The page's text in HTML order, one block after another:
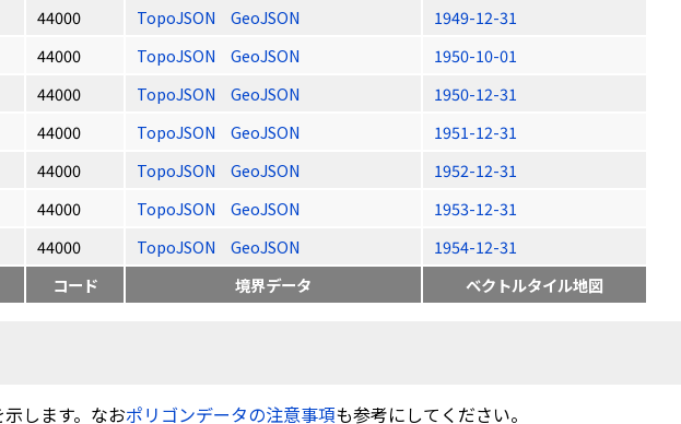
44000 TopoJSON GeoJSON
1949-12-31
44000 TopoJSON GeoJSON
1950-10-01
44000 TopoJSON GeoJSON
1950-12-31
44000 TopoJSON GeoJSON
1951-12-31
44000 TopoJSON GeoJSON
1952-12-31
44000 TopoJSON GeoJSON
1953-12-31
44000 TopoJSON GeoJSON
1954-12-31
コード 境界データ ベクトルタイル地図
します。なおポリゴンデータの注意事項も参考にしてください。